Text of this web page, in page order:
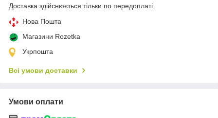
Доставка здійснюється тільки по передоплаті.
Нова Пошта
Магазини Rozetka
Укрпошта
Всі умови доставки
Умови оплати